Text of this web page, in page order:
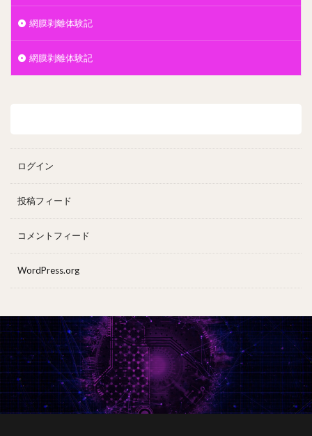
網膜剥離体験記
網膜剥離体験記
ログイン
投稿フィード
コメントフィード
WordPress.org